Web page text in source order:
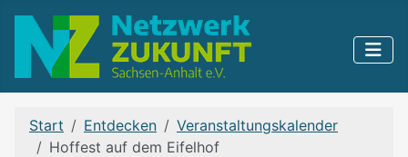
Start Entdecken
Veranstaltungskalender
Hoffest auf dem Eifelhof